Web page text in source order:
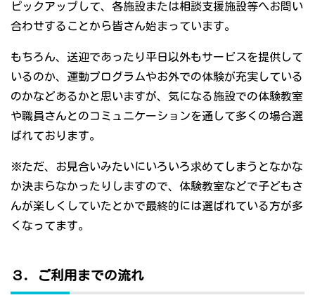
ピックアップして、各施設または相談支援施設等へお問い
合わせすることから皆さん始まっています。
もちろん、送迎であったり平日以外もサービスを提供して
いるのか、運動プログラムやお外での体験が充実している
のかなどあるかと思いますが、気になる施設での体験教室
や職員さんとのコミュニケーションを通して多くの場合選
ばれております。
※ただ、お見合いみたいにいろいろ求めてしまうとなかな
か決まらなかったりしますので、体験教室などで子どもさ
んが楽しくしていたとかで最終的には選ばれている方が多
くなってます。
３．ご利用までの流れ